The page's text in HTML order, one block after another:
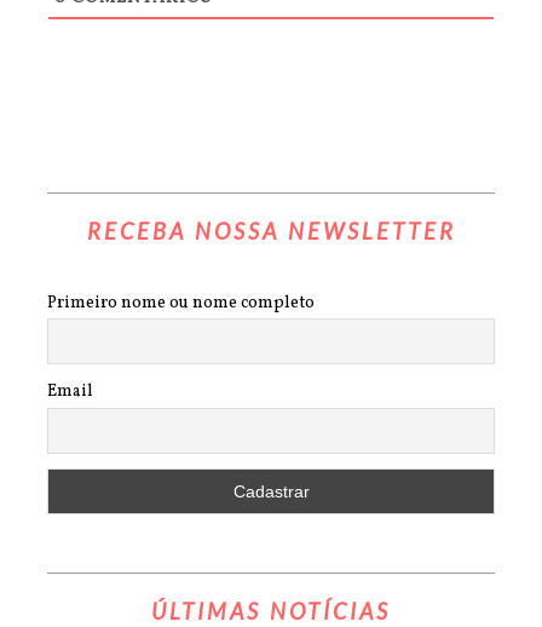
RECEBA NOSSA NEWSLETTER
Primeiro nome ou nome completo
Email
ÚLTIMAS NOTÍCIAS